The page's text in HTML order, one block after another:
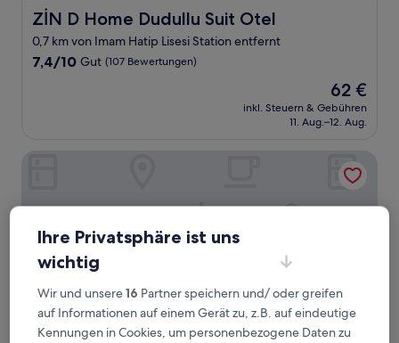
ZİN D Home Dudullu Suit Otel
ZİN D Home Dudullu Suit Otel
0,7 km von Imam Hatip Lisesi Station entfernt
7.4
7,4/10 Gut (107 Bewertungen)
Der
Preis
beträgt
62 €
inkl. Steuern & Gebühren
11. Aug.–12. Aug.
Ihre Privatsphäre ist uns
wichtig
Wir und unsere16 Partner speichern und/ oder greifen
auf Informationen auf einem Gerät zu, z.B. auf eindeutige
Kennungen in Cookies, um personenbezogene Daten zu